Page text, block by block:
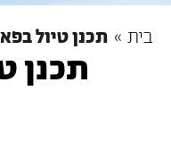
בית» תכנן טיול
תכנן